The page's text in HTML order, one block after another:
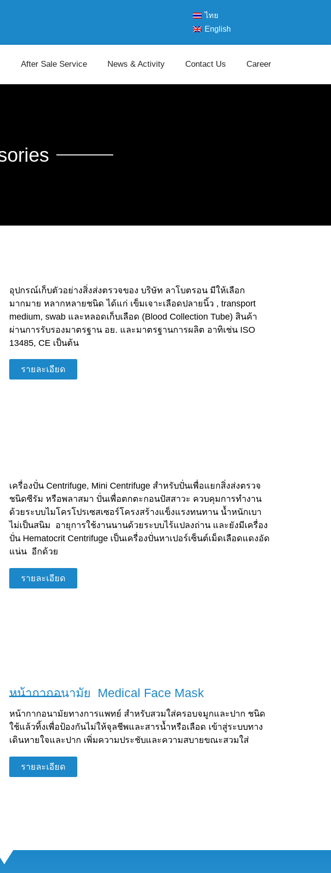
ไทย
English
After Sale Service News & Activity Contact Us Career
อุปกรณ์เก็บตัวอย่างสิ่งส่งตรวจของ บริษัท ลาโบตรอน มีให้เลือก
มากมาย หลากหลายชนิด ได้แก่ เข็มเจาะเลือดปลายนิ้ว , transport
medium, swab และหลอดเก็บเลือด (Blood Collection Tube) สินค้า
ผ่านการรับรองมาตรฐาน อย. และมาตรฐานการผลิต อาทิเช่น ISO
13485, CE เป็นต้น
รายละเอียด
เครื่องปั่น Centrifuge, Mini Centrifuge สำหรับปั่นเพื่อแยกสิ่งส่งตรวจ
ชนิดซีรัม หรือพลาสมา ปั่นเพื่อตกตะกอนปัสสาวะ ควบคุมการทำงาน
ด้วยระบบไมโครโปรเซสเซอร์โครงสร้างแข็งแรงทนทาน น้ำหนักเบา
ไม่เป็นสนิม อายุการใช้งานนานด้วยระบบไร้แปลงถ่าน และยังมีเครื่อง
ปั่น Hematocrit Centrifuge เป็นเครื่องปั่นหาเปอร์เซ็นต์เม็ดเลือดแดงอัด
แน่น อีกด้วย
รายละเอียด
หน้ากากอนามัย Medical Face Mask
หน้ากากอนามัยทางการแพทย์ สำหรับสวมใส่ครอบจมูกและปาก ชนิด
ใช้แล้วทิ้งเพื่อป้องกันไม่ให้จุลชีพและสารน้ำหรือเลือด เข้าสู่ระบบทาง
เดินหายใจและปาก เพิ่มความประชับและความสบายขณะสวมใส่
รายละเอียด